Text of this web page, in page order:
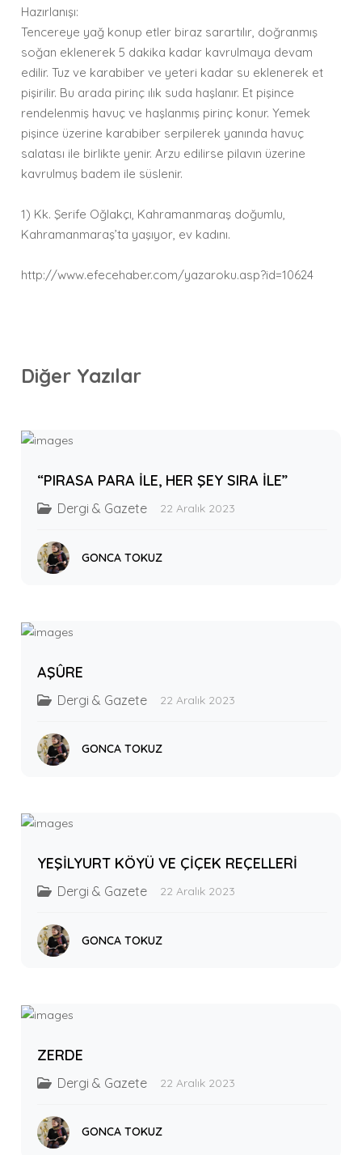
Hazırlanışı:
Tencereye yağ konup etler biraz sarartılır, doğranmış
soğan eklenerek 5 dakika kadar kavrulmaya devam
edilir. Tuz ve karabiber ve yeteri kadar su eklenerek et
pişirilir. Bu arada pirinç ılık suda haşlanır. Et pişince
rendelenmiş havuç ve haşlanmış pirinç konur. Yemek
pişince üzerine karabiber serpilerek yanında havuç
salatası ile birlikte yenir. Arzu edilirse pilavın üzerine
kavrulmuş badem ile süslenir.
1) Kk. Şerife Oğlakçı, Kahramanmaraş doğumlu,
Kahramanmaraş’ta yaşıyor, ev kadını.
http://www.efecehaber.com/yazaroku.asp?id=10624
Diğer Yazılar
“PIRASA PARA İLE, HER ŞEY SIRA İLE”
Dergi & Gazete 22 Aralık 2023
GONCA TOKUZ
AŞÛRE
Dergi & Gazete 22 Aralık 2023
GONCA TOKUZ
YEŞİLYURT KÖYÜ VE ÇİÇEK REÇELLERİ
Dergi & Gazete 22 Aralık 2023
GONCA TOKUZ
ZERDE
Dergi & Gazete 22 Aralık 2023
GONCA TOKUZ